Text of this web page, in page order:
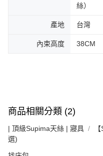
絲）
產地 台灣
內束高度 38CM
商品相關分類 (2)
| 頂級Supima天絲 | 寢具
選)